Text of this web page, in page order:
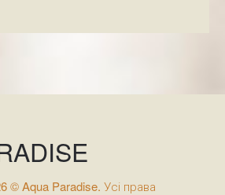
© Aqua Paradise. Усі права